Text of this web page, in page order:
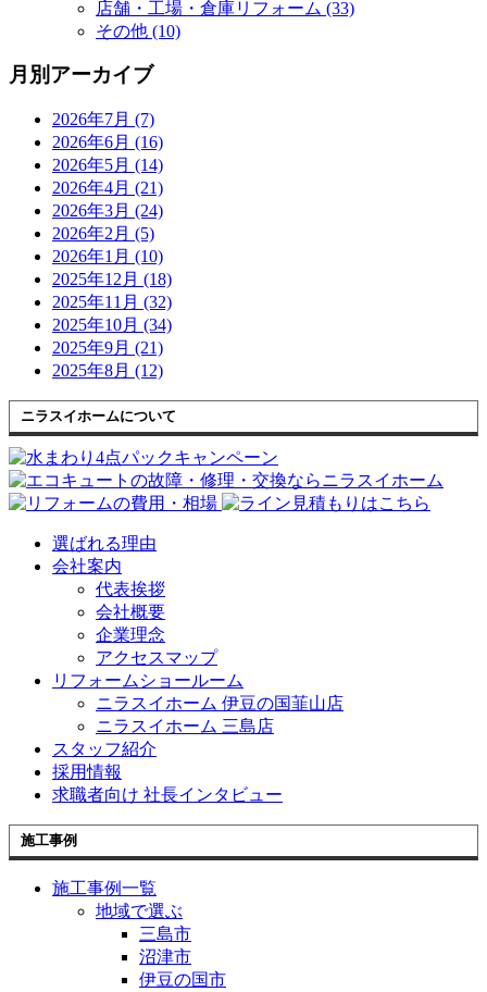
店舗・工場・倉庫リフォーム (33)
その他 (10)
月別アーカイブ
2026年7月 (7)
2026年6月 (16)
2026年5月 (14)
2026年4月 (21)
2026年3月 (24)
2026年2月 (5)
2026年1月 (10)
2025年12月 (18)
2025年11月 (32)
2025年10月 (34)
2025年9月 (21)
2025年8月 (12)
ニラスイホームについて
選ばれる理由
会社案内
代表挨拶
会社概要
企業理念
アクセスマップ
リフォームショールーム
ニラスイホーム 伊豆の国韮山店
ニラスイホーム 三島店
スタッフ紹介
採用情報
求職者向け 社長インタビュー
施工事例
施工事例一覧
地域で選ぶ
三島市
沼津市
伊豆の国市